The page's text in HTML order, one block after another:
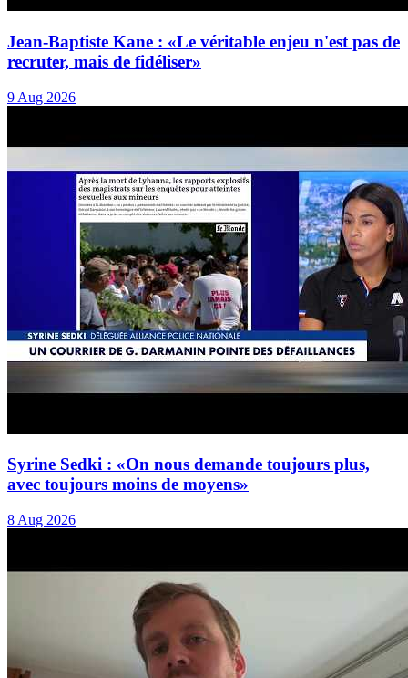
Jean-Baptiste Kane : «Le véritable enjeu n'est pas de
recruter, mais de fidéliser»
9 Aug 2026
Syrine Sedki : «On nous demande toujours plus,
avec toujours moins de moyens»
8 Aug 2026